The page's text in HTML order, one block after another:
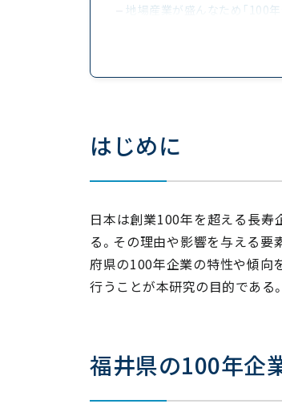
地場産業が盛んなため「100
① 創業年は『明治後期』が最多
④ 産業は『製造業』が盛ん
⑦ 従業員数は『10人未満』が
⑧ 売上高は『1億円未満』が最
⑨ 本業以外に貸事務所業を
はじめに
日本は創業100年を超える長寿
る。その理由や影響を与える要
府県の100年企業の特性や傾向
行うことが本研究の目的である。
福井県の100年企